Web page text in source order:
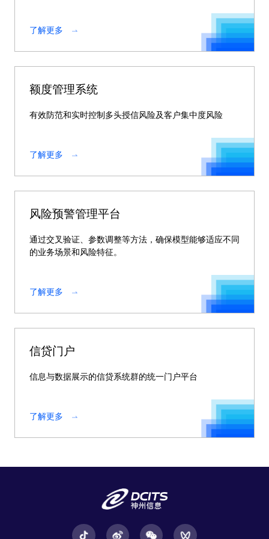
了解更多
额度管理系统
有效防范和实时控制多头授信风险及客户集中度风险
了解更多
风险预警管理平台
通过交叉验证、参数调整等方法，确保模型能够适应不同
的业务场景和风险特征。
了解更多
信贷门户
信息与数据展示的信贷系统群的统一门户平台
了解更多